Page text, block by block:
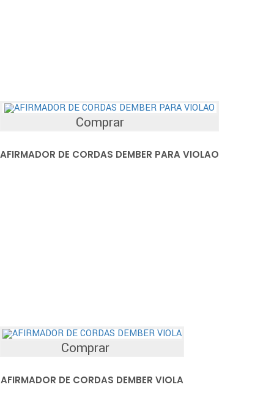
Comprar
AFIRMADOR DE CORDAS DEMBER PARA VIOLAO
Comprar
AFIRMADOR DE CORDAS DEMBER VIOLA